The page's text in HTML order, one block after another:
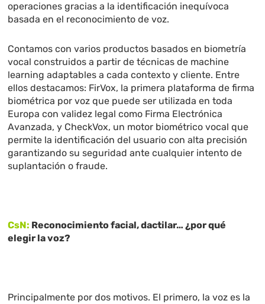
operaciones gracias a la identificación inequívoca
basada en el reconocimiento de voz.
Contamos con varios productos basados en biometría
vocal construidos a partir de técnicas de machine
learning adaptables a cada contexto y cliente. Entre
ellos destacamos: FirVox, la primera plataforma de firma
biométrica por voz que puede ser utilizada en toda
Europa con validez legal como Firma Electrónica
Avanzada, y CheckVox, un motor biométrico vocal que
permite la identificación del usuario con alta precisión
garantizando su seguridad ante cualquier intento de
suplantación o fraude.
CsN: Reconocimiento facial, dactilar… ¿por qué
elegir la voz?
Principalmente por dos motivos. El primero, la voz es la